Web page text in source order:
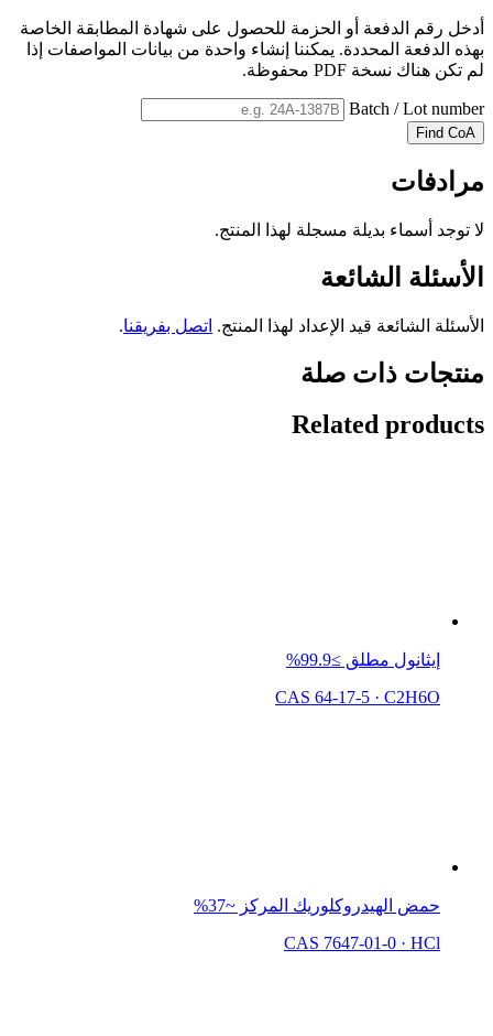
أدخل رقم الدفعة أو الحزمة للحصول على شهادة المطابقة الخاصة
بهذه الدفعة المحددة. يمكننا إنشاء واحدة من بيانات المواصفات إذا
لم تكن هناك نسخة PDF محفوظة.
Batch / Lot number
Find CoA
مرادفات
لا توجد أسماء بديلة مسجلة لهذا المنتج.
الأسئلة الشائعة
الأسئلة الشائعة قيد الإعداد لهذا المنتج. اتصل بفريقنا.
منتجات ذات صلة
Related products
إيثانول مطلق ≥99.9%
CAS 64-17-5 · C2H6O
حمض الهيدروكلوريك المركز ~37%
CAS 7647-01-0 · HCl